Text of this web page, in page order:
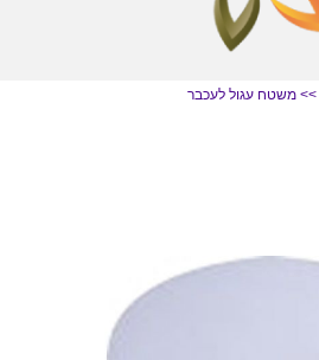
>> משטח עגול לעכבר